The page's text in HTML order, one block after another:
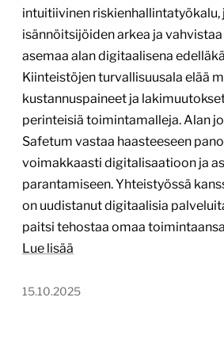
intuitiivinen riskienhallintatyökalu,
isännöitsijöiden arkea ja
asemaa alan digitaalisena
Kiinteistöjen turvallisuusala elää
kustannuspaineet ja
perinteisiä toimintamalleja. Alan
Safetum vastaa haasteeseen
voimakkaasti digitalisaatioon ja
parantamiseen. Yhteistyössä
on uudistanut digitaalisia
paitsi tehostaa omaa
Lue lisää
15.10.2025